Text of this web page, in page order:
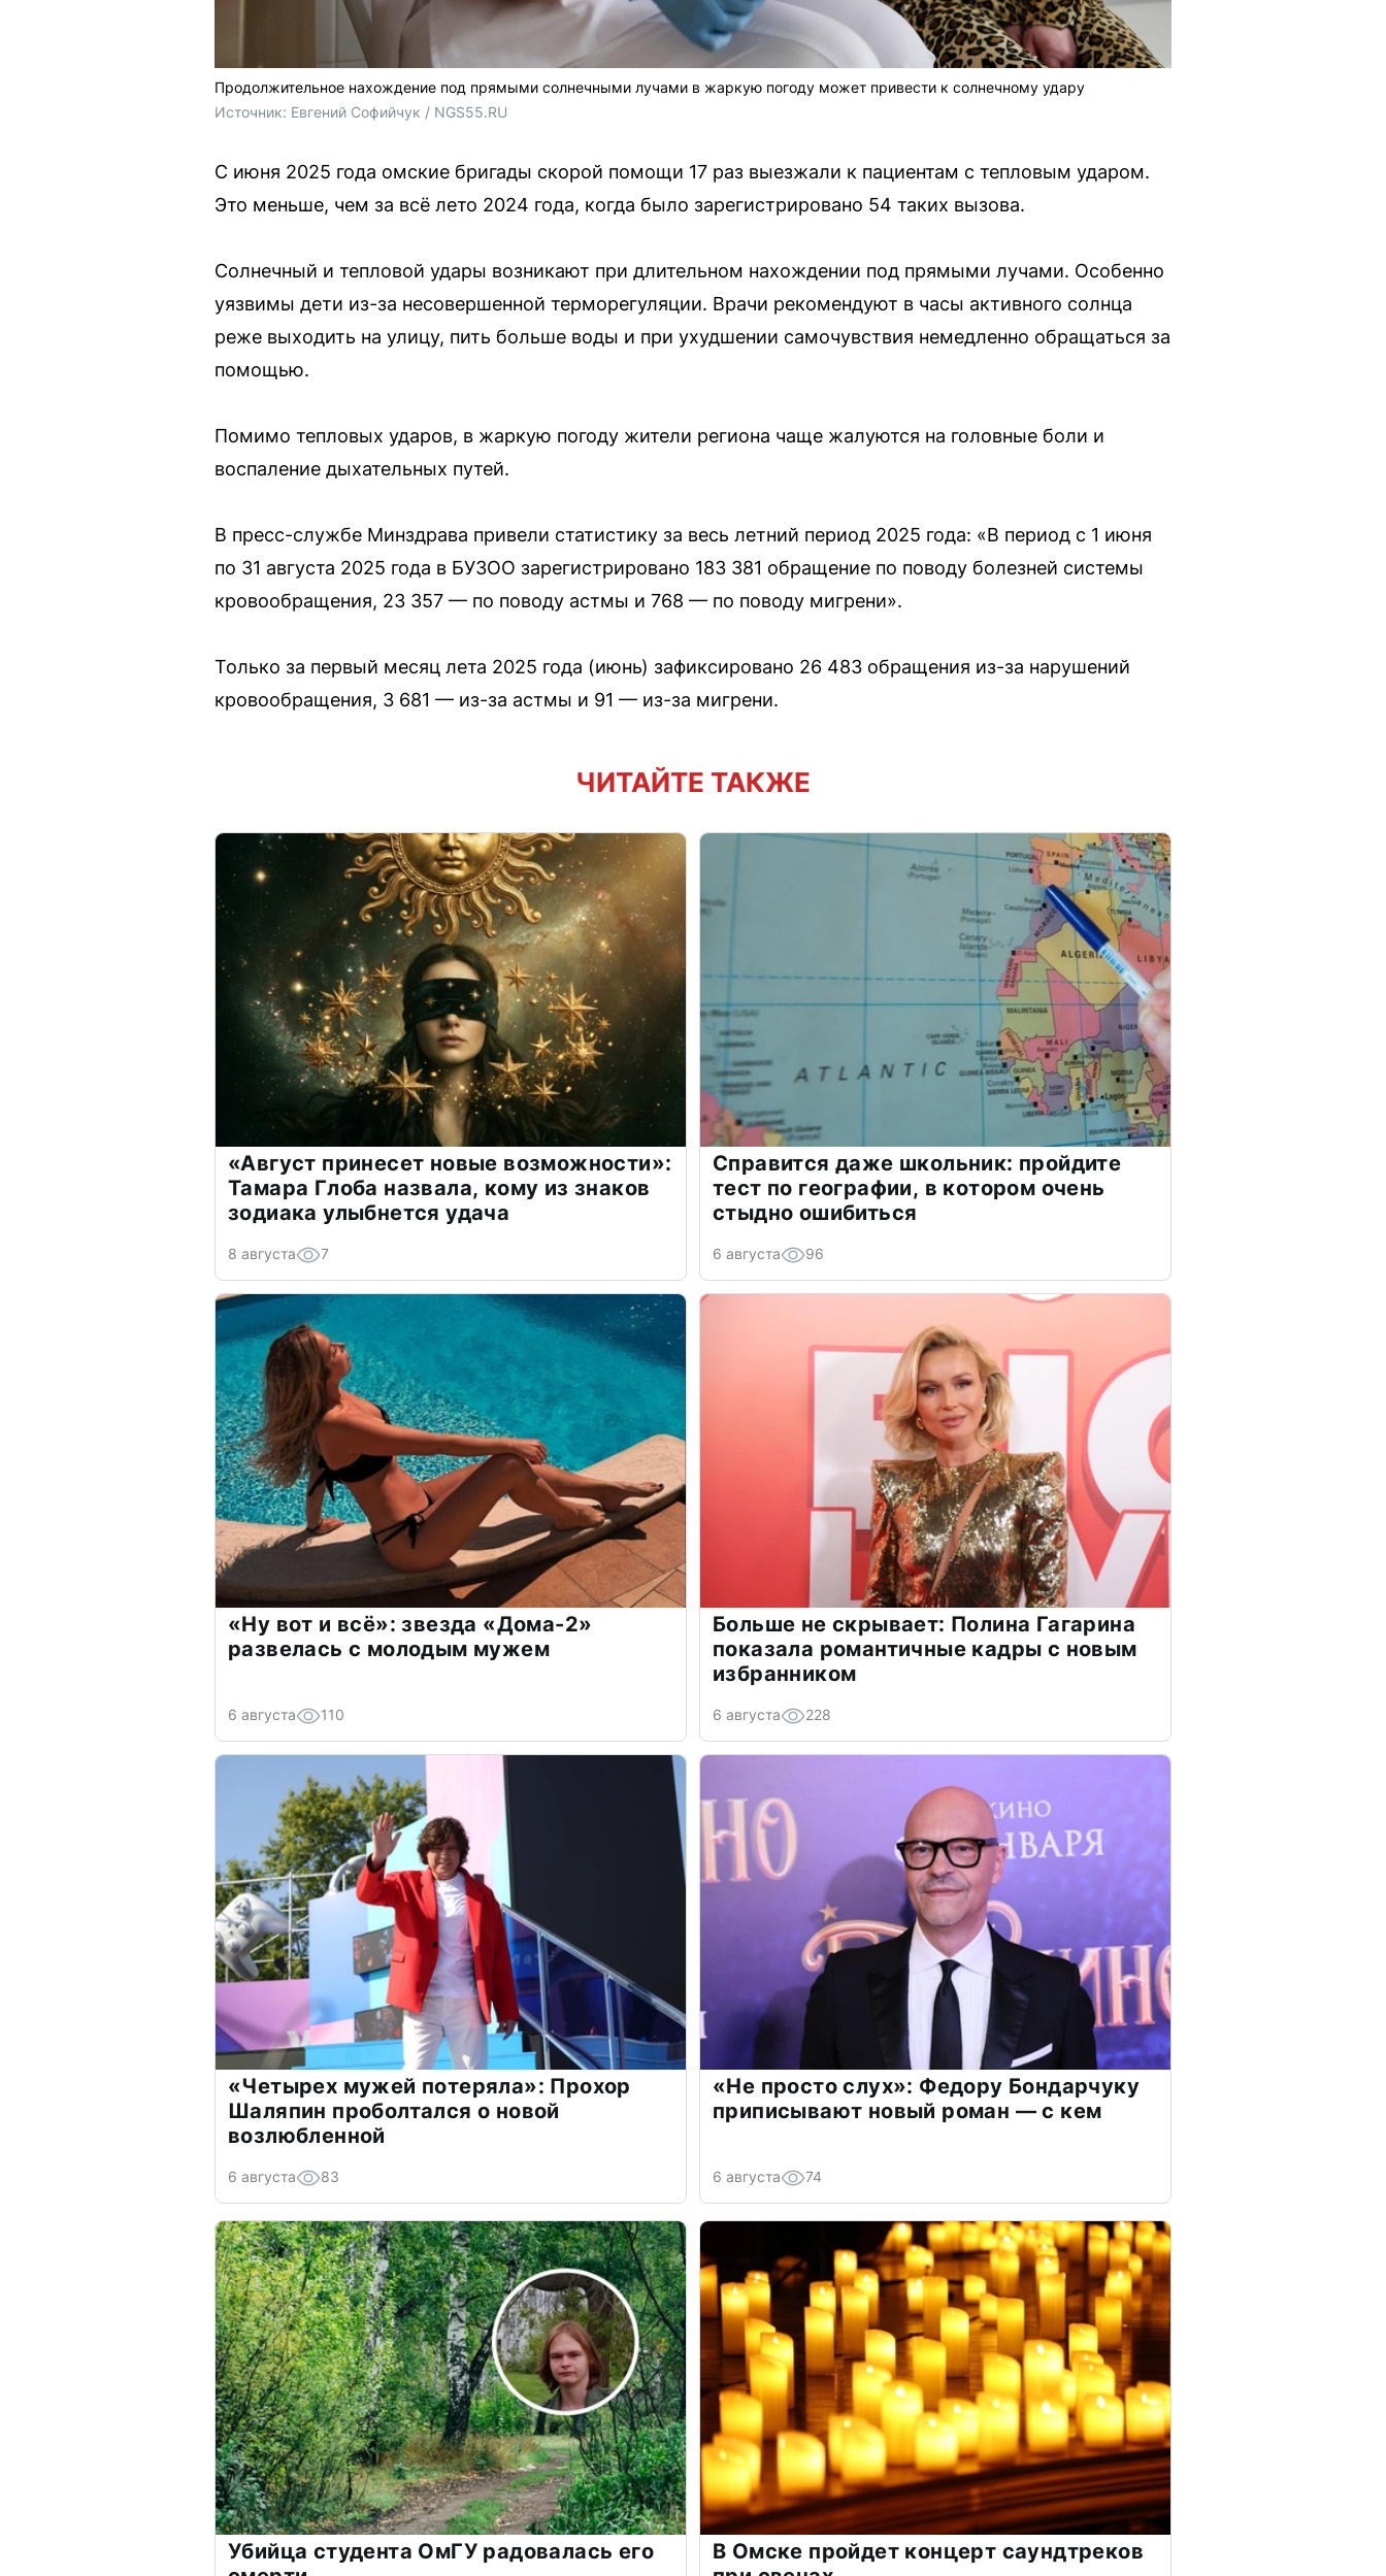
Продолжительное нахождение под прямыми солнечными лучами в жаркую погоду может привести к солнечному удару
Источник: Евгений Софийчук / NGS55.RU
С июня 2025 года омские бригады скорой помощи 17 раз выезжали к пациентам с тепловым ударом.
Это меньше, чем за всё лето 2024 года, когда было зарегистрировано 54 таких вызова.
Солнечный и тепловой удары возникают при длительном нахождении под прямыми лучами. Особенно
уязвимы дети из-за несовершенной терморегуляции. Врачи рекомендуют в часы активного солнца
реже выходить на улицу, пить больше воды и при ухудшении самочувствия немедленно обращаться за
помощью.
Помимо тепловых ударов, в жаркую погоду жители региона чаще жалуются на головные боли и
воспаление дыхательных путей.
В пресс-службе Минздрава привели статистику за весь летний период 2025 года: «В период с 1 июня
по 31 августа 2025 года в БУЗОО зарегистрировано 183 381 обращение по поводу болезней системы
кровообращения, 23 357 — по поводу астмы и 768 — по поводу мигрени».
Только за первый месяц лета 2025 года (июнь) зафиксировано 26 483 обращения из-за нарушений
кровообращения, 3 681 — из-за астмы и 91 — из-за мигрени.
ЧИТАЙТЕ ТАКЖЕ
«Август принесет новые возможности»:
Тамара Глоба назвала, кому из знаков
зодиака улыбнется удача
8 августа 7
Справится даже школьник: пройдите
тест по географии, в котором очень
стыдно ошибиться
6 августа 96
«Ну вот и всё»: звезда «Дома-2»
развелась с молодым мужем
6 августа 110
Больше не скрывает: Полина Гагарина
показала романтичные кадры с новым
избранником
6 августа 228
«Четырех мужей потеряла»: Прохор
Шаляпин проболтался о новой
возлюбленной
6 августа 83
«Не просто слух»: Федору Бондарчуку
приписывают новый роман — с кем
6 августа 74
Убийца студента ОмГУ радовалась его
В Омске пройдет концерт саундтреков